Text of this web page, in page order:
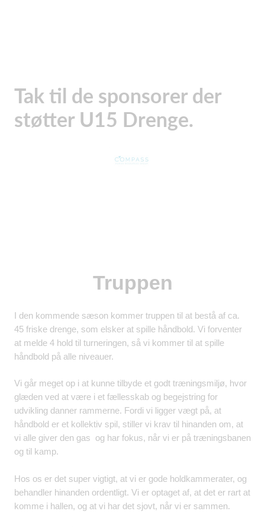
Tak til de sponsorer der
støtter U15 Drenge.
Truppen
I den kommende sæson kommer truppen til at bestå af ca.
45 friske drenge, som elsker at spille håndbold. Vi forventer
at melde 4 hold til turneringen, så vi kommer til at spille
håndbold på alle niveauer.
Vi går meget op i at kunne tilbyde et godt træningsmiljø, hvor
glæden ved at være i et fællesskab og begejstring for
udvikling danner rammerne. Fordi vi ligger vægt på, at
håndbold er et kollektiv spil, stiller vi krav til hinanden om, at
vi alle giver den gas og har fokus, når vi er på træningsbanen
og til kamp.
Hos os er det super vigtigt, at vi er gode holdkammerater, og
behandler hinanden ordentligt. Vi er optaget af, at det er rart at
komme i hallen, og at vi har det sjovt, når vi er sammen.